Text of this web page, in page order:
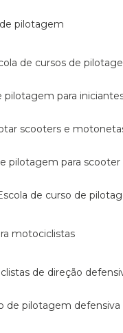
de pilotagem
de cursos de
pilotagem para
scooters e
pilotagem para scooter
escola de curso de
motociclistas
de direção
de pilotagem